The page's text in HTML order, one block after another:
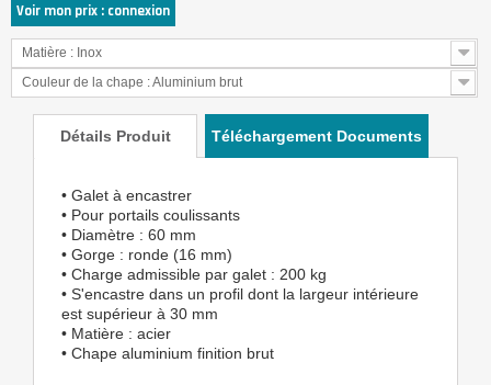
Voir mon prix : connexion
Matière : Inox
Couleur de la chape : Aluminium brut
Détails Produit Téléchargement Documents
• Galet à encastrer
• Pour portails coulissants
• Diamètre : 60 mm
• Gorge : ronde (16 mm)
• Charge admissible par galet : 200 kg
• S'encastre dans un profil dont la largeur intérieure
est supérieur à 30 mm
• Matière : acier
• Chape aluminium finition brut